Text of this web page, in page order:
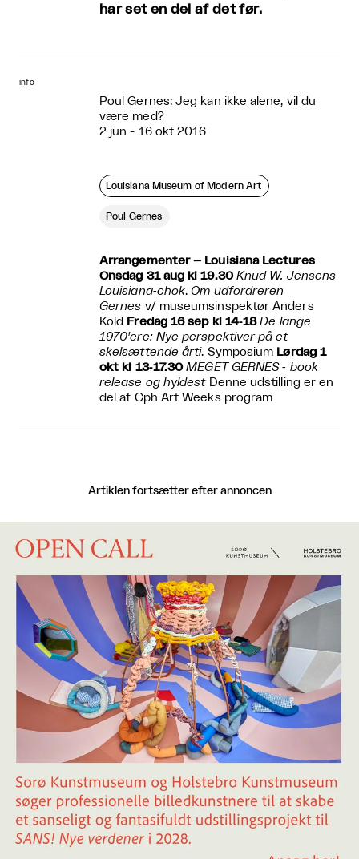
har set en del af det før.
info
Poul Gernes: Jeg kan ikke alene, vil du
være med?
2 jun - 16 okt 2016
Louisiana Museum of Modern Art
Poul Gernes
Arrangementer – Louisiana Lectures
Onsdag 31 aug kl 19.30 Knud W. Jensens
Louisiana‐chok. Om udfordreren
Gernes v/ museumsinspektør Anders
Kold Fredag 16 sep kl 14‐18De lange
1970'ere: Nye perspektiver på et
skelsættende årti. Symposium Lørdag 1
okt kl 13‐17.30MEGET GERNES ‐ book
release og hyldest Denne udstilling er en
del af Cph Art Weeks program
Artiklen fortsætter efter annoncen